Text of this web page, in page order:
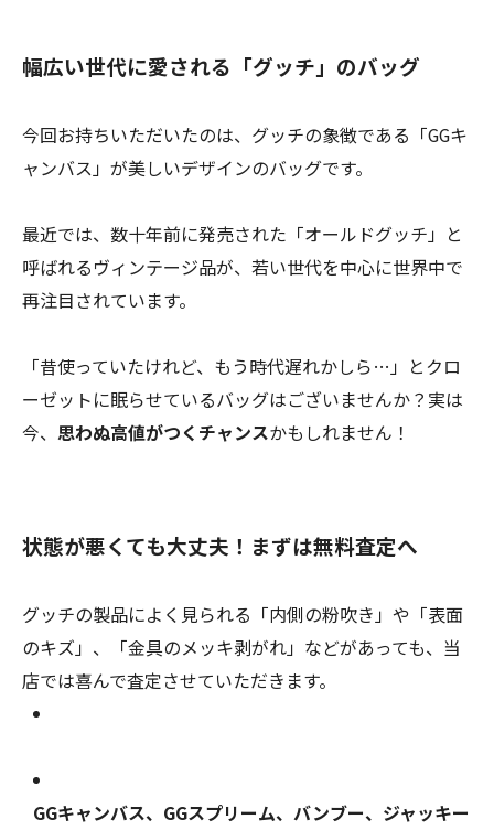
幅広い世代に愛される「グッチ」のバッグ
今回お持ちいただいたのは、グッチの象徴である「GGキ
ャンバス」が美しいデザインのバッグです。
最近では、数十年前に発売された「オールドグッチ」と
呼ばれるヴィンテージ品が、若い世代を中心に世界中で
再注目されています。
「昔使っていたけれど、もう時代遅れかしら…」とクロ
ーゼットに眠らせているバッグはございませんか？実は
今、 思わぬ高値がつくチャンスかもしれません！
状態が悪くても大丈夫！まずは無料査定へ
グッチの製品によく見られる「内側の粉吹き」や「表面
のキズ」、「金具のメッキ剥がれ」などがあっても、当
店では喜んで査定させていただきます。
GGキャンバス、GGスプリーム、バンブー、ジャッキー